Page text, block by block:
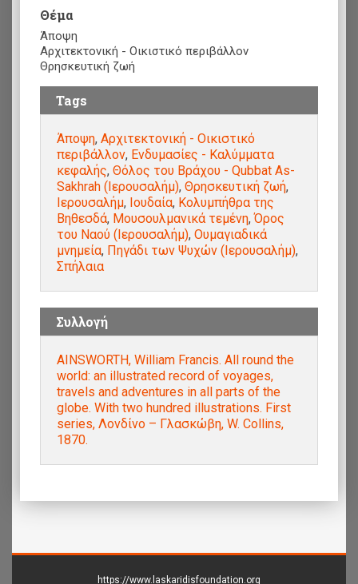
Θέμα
Άποψη
Αρχιτεκτονική - Οικιστικό περιβάλλον
Θρησκευτική ζωή
Tags
Άποψη, Αρχιτεκτονική - Οικιστικό
περιβάλλον, Ενδυμασίες - Καλύμματα
κεφαλής, Θόλος του Βράχου - Qubbat As-
Sakhrah (Ιερουσαλήμ), Θρησκευτική ζωή,
Ιερουσαλήμ, Ιουδαία, Κολυμπήθρα της
Βηθεσδά, Μουσουλμανικά τεμένη,Όρος
του Ναού (Ιερουσαλήμ), Ουμαγιαδικά
μνημεία, Πηγάδι των Ψυχών (Ιερουσαλήμ),
Σπήλαια
Συλλογή
AINSWORTH, William Francis. All round the
world: an illustrated record of voyages,
travels and adventures in all parts of the
globe. With two hundred illustrations. First
series, Λονδίνο – Γλασκώβη, W. Collins,
1870.
https://www.laskaridisfoundation.org